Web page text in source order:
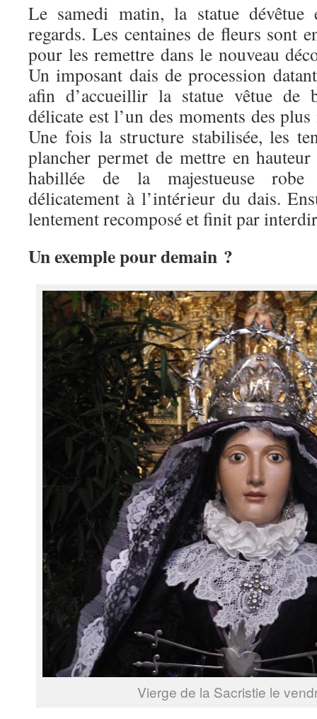
Le samedi matin, la statue
regards. Les centaines de fleurs sont
pour les remettre dans le nouveau
Un imposant dais de procession
afin d’accueillir la statue vêtue de
délicate est l’un des moments des
Une fois la structure stabilisée, les
plancher permet de mettre en
habillée de la majestueuse
délicatement à l’intérieur du dais.
lentement recomposé et finit par
Un exemple pour demain ?
Vierge de la Sacristie le